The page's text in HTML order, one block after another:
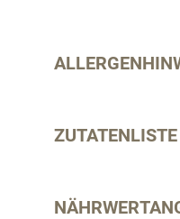
ZUTATENLISTE